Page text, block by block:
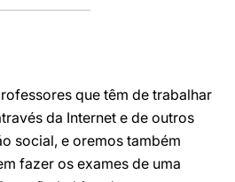
que têm de trabalhar
da Internet e de outros
social, e oremos também
fazer os exames de uma